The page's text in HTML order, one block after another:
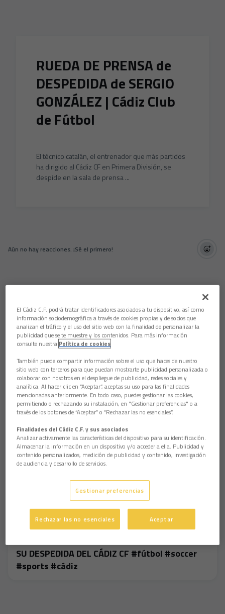
RUEDA DE PRENSA de
DESPEDIDA de SERGIO
GONZÁLEZ | Cádiz Club
de Fútbol
El técnico catalán, el entrenador que más partidos
ha dirigido al Cádiz CF en Primera División, se
despide en la sala de prensa ...
Aún no hay reacciones. ¡Sé el primero!
SU DESPEDIDA DEL CÁDIZ CF #fútbol #soccer
#sports #cádiz
El Cádiz C.F. podrá tratar identificadores asociados a tu dispositivo, así como
información sociodemográfica a través de cookies propias y de socios que
analizan el tráfico y el uso del sitio web con la finalidad de personalizar la
publicidad que se te muestre y los contenidos. Para más información
consulte nuestra Política de cookies
También puede compartir información sobre el uso que haces de nuestro
sitio web con terceros para que puedan mostrarte publicidad personalizada o
colaborar con nosotros en el despliegue de publicidad, redes sociales y
analítica. Al hacer clic en “Aceptar”, aceptas su uso para las finalidades
mencionadas anteriormente. En todo caso, puedes gestionar las cookies,
permitiendo o rechazando su instalación, en "Gestionar preferencias" o a
través de los botones de “Aceptar” o “Rechazar las no esenciales”.
Finalidades del Cádiz C.F. y sus asociados
Analizar activamente las características del dispositivo para su identificación.
Almacenar la información en un dispositivo y/o acceder a ella. Publicidad y
contenido personalizados, medición de publicidad y contenido, investigación
de audiencia y desarrollo de servicios.
Gestionar preferencias
Rechazar las no esenciales Aceptar